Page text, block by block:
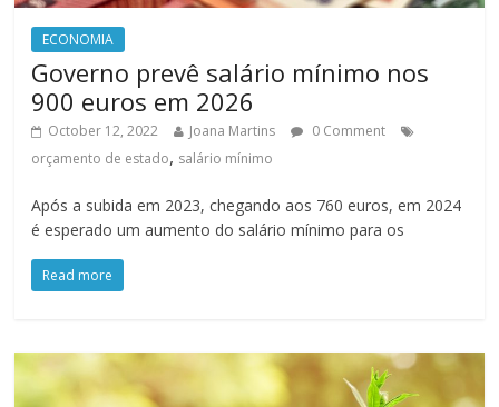
ECONOMIA
Governo prevê salário mínimo nos
900 euros em 2026
October 12, 2022 Joana Martins
0 Comment
orçamento de estado, salário mínimo
Após a subida em 2023, chegando aos 760 euros, em 2024
é esperado um aumento do salário mínimo para os
Read more